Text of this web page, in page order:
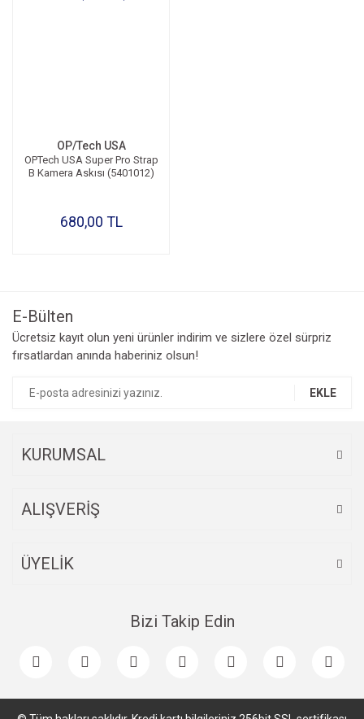
OP/Tech USA
OPTech USA Super Pro Strap
B Kamera Askısı (5401012)
680,00 TL
E-Bülten
Ücretsiz kayıt olun yeni ürünler indirim ve sizlere özel sürpriz
fırsatlardan anında haberiniz olsun!
EKLE
KURUMSAL
ALIŞVERİŞ
ÜYELİK
Bizi Takip Edin